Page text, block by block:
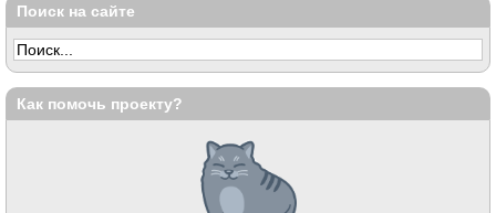
Поиск на сайте
Как помочь проекту?